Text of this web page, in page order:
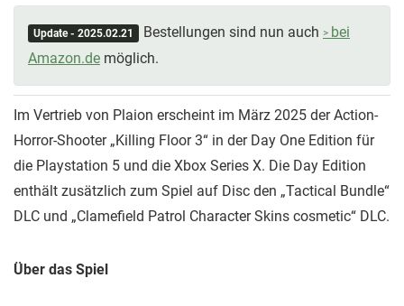
Update - 2025.02.21 Bestellungen sind nun auch
bei
Amazon.de möglich.
Im Vertrieb von Plaion erscheint im März 2025 der Action-
Horror-Shooter „Killing Floor 3“ in der Day One Edition für
die Playstation 5 und die Xbox Series X. Die Day Edition
enthält zusätzlich zum Spiel auf Disc den „Tactical Bundle“
DLC und „Clamefield Patrol Character Skins cosmetic“ DLC.
Über das Spiel